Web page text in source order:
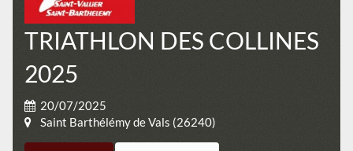
TRIATHLON DES COLLINES
2025
20/07/2025
Saint Barthélémy de Vals (26240)